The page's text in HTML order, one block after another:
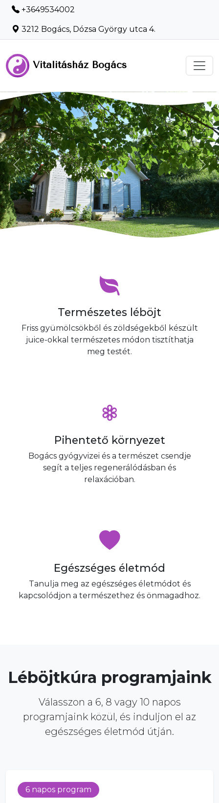
+3649534002
3212 Bogács, Dózsa György utca 4.
Vitalitásház Bogács
-
Previous
Természetes léböjt
Friss gyümölcsökből és zöldségekből készült
juice-okkal természetes módon tisztíthatja
meg testét.
Pihentető környezet
Bogács gyógyvizei és a természet csendje
segít a teljes regenerálódásban és
relaxációban.
Egészséges életmód
Tanulja meg az egészséges életmódot és
kapcsolódjon a természethez és önmagadhoz.
Léböjtkúra programjaink
Válasszon a 6, 8 vagy 10 napos
programjaink közül, és induljon el az
egészséges életmód útján.
6 napos program